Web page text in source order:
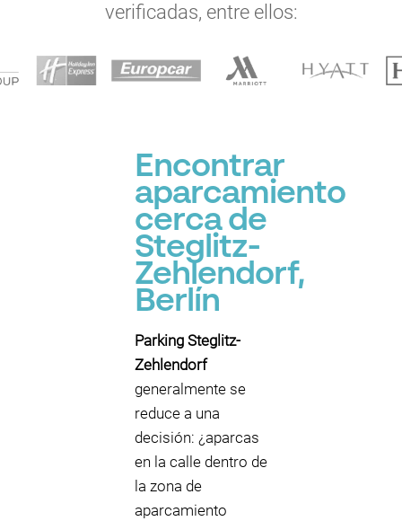
verificadas, entre ellos:
Encontrar
aparcamiento
cerca de
Steglitz-
Zehlendorf,
Berlín
Parking Steglitz-
Zehlendorf
generalmente se
reduce a una
decisión: ¿aparcas
en la calle dentro de
la zona de
aparcamiento